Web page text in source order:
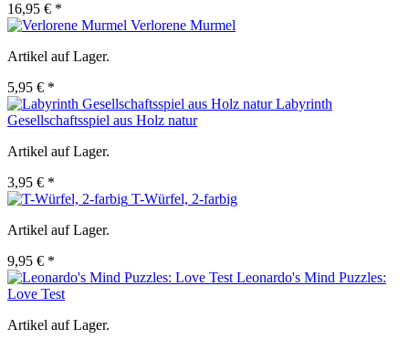
16,95 € *
Verlorene Murmel
Artikel auf Lager.
5,95 € *
Labyrinth
Gesellschaftsspiel aus Holz natur
Artikel auf Lager.
3,95 € *
T-Würfel, 2-farbig
Artikel auf Lager.
9,95 € *
Leonardo's Mind Puzzles:
Love Test
Artikel auf Lager.